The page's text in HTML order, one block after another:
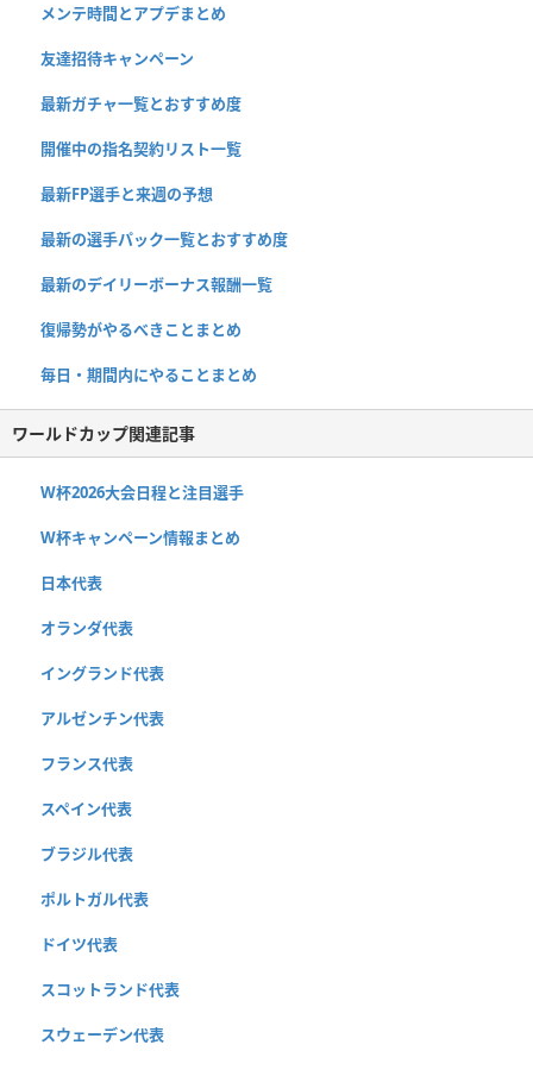
メンテ時間とアプデまとめ
友達招待キャンペーン
最新ガチャ一覧とおすすめ度
開催中の指名契約リスト一覧
最新FP選手と来週の予想
最新の選手パック一覧とおすすめ度
最新のデイリーボーナス報酬一覧
復帰勢がやるべきことまとめ
毎日・期間内にやることまとめ
ワールドカップ関連記事
W杯2026大会日程と注目選手
W杯キャンペーン情報まとめ
日本代表
オランダ代表
イングランド代表
アルゼンチン代表
フランス代表
スペイン代表
ブラジル代表
ポルトガル代表
ドイツ代表
スコットランド代表
スウェーデン代表